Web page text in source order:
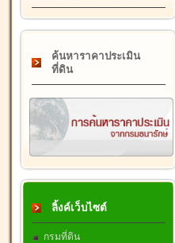
ค้นหาราคาประเมิน
ที่ดิน
ลิ้งค์เว็บไซต์
กรมที่ดิน